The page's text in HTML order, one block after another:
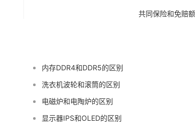
共同保险和免赔
内存DDR4和DDR5的区别
洗衣机波轮和滚筒的区别
电磁炉和电陶炉的区别
显示器IPS和OLED的区别